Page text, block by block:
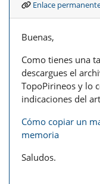
Enlace
Buenas,
Como tienes una
descargues el
TopoPirineos y lo
indicaciones del
Cómo copiar un
memoria
Saludos.